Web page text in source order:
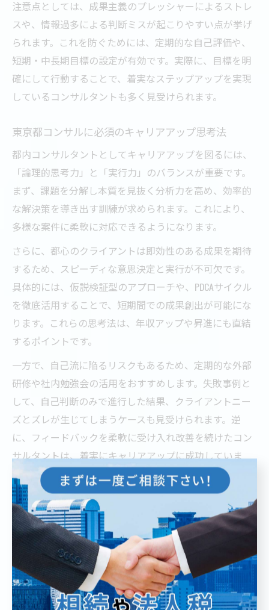
注意点としては、成果主義のプレッシャーによるストレ
スや、情報過多による判断ミスが起こりやすい点が挙げ
られます。これを防ぐためには、定期的な自己評価や、
短期・中長期目標の設定が有効です。実際に、目標を明
確にして行動することで、着実なステップアップを実現
しているコンサルタントも多く見受けられます。
東京都コンサルに必須のキャリアアップ思考法
都内コンサルタントとしてキャリアアップを図るには、
「論理的思考力」と「実行力」のバランスが重要です。
まず、課題を分解し本質を見抜く分析力を高め、効率的
な解決策を導き出す訓練が求められます。これにより、
多様な案件に柔軟に対応できるようになります。
さらに、都心のクライアントは即効性のある成果を期待
するため、スピーディな意思決定と実行が不可欠です。
具体的には、仮説検証型のアプローチや、PDCAサイクル
を徹底活用することで、短期間での成果創出が可能にな
ります。これらの思考法は、年収アップや昇進にも直結
するポイントです。
一方で、自己流に陥るリスクもあるため、定期的な外部
研修や社内勉強会の活用をおすすめします。失敗事例と
して、自己判断のみで進行した結果、クライアントニー
ズとズレが生じてしまうケースも見受けられます。逆
に、フィードバックを柔軟に受け入れ改善を続けたコン
サルタントは、着実にキャリアアップに成功していま
コンサル転職時に押さえたい東京都の戦略手法
東京都でのコンサル転職を成功させるには、業界動向や
各社の強みを正確に把握し、自身のスキルを的確にアピ
ールすることが重要です。特に、BIG4など大手コンサル
ティングファームでは、論理的思考力・課題解決力・語
学力など、複合的な能力が評価されます。